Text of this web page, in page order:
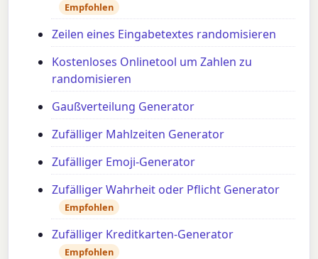
Empfohlen
Zeilen eines Eingabetextes randomisieren
Kostenloses Onlinetool um Zahlen zu
randomisieren
Gaußverteilung Generator
Zufälliger Mahlzeiten Generator
Zufälliger Emoji-Generator
Zufälliger Wahrheit oder Pflicht Generator
Empfohlen
Zufälliger Kreditkarten-Generator
Empfohlen